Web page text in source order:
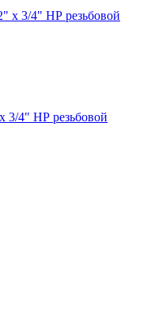
3/4" НР резьбовой